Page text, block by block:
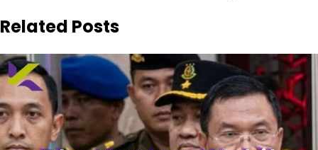
Related Posts